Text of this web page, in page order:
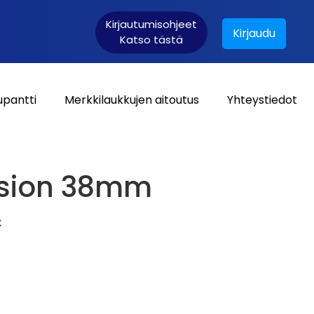
Kirjautumisohjeet
Katso tästä Kirjaudu
Merkkilaukkujen aitoutus Yhteystiedot
38mm